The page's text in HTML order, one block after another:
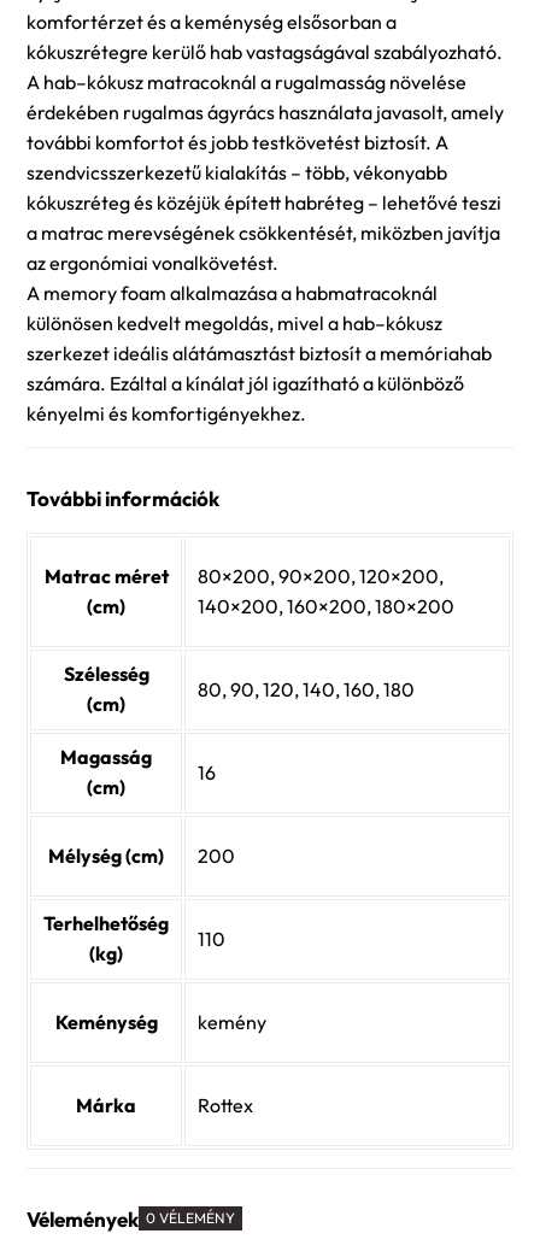
komfortérzet és a keménység elsősorban a
kókuszrétegre kerülő hab vastagságával szabályozható.
A hab–kókusz matracoknál a rugalmasság növelése
érdekében rugalmas ágyrács használata javasolt, amely
további komfortot és jobb testkövetést biztosít. A
szendvicsszerkezetű kialakítás – több, vékonyabb
kókuszréteg és közéjük épített habréteg – lehetővé teszi
a matrac merevségének csökkentését, miközben javítja
az ergonómiai vonalkövetést.
A memory foam alkalmazása a habmatracoknál
különösen kedvelt megoldás, mivel a hab–kókusz
szerkezet ideális alátámasztást biztosít a memóriahab
számára. Ezáltal a kínálat jól igazítható a különböző
kényelmi és komfortigényekhez.
További információk
Matrac méret
(cm)
80×200, 90×200, 120×200,
140×200, 160×200, 180×200
Szélesség
(cm)
80, 90, 120, 140, 160, 180
Magasság
(cm)
16
Mélység (cm) 200
Terhelhetőség
(kg)
110
Keménység kemény
Márka Rottex
Vélemények 0 VÉLEMÉNY